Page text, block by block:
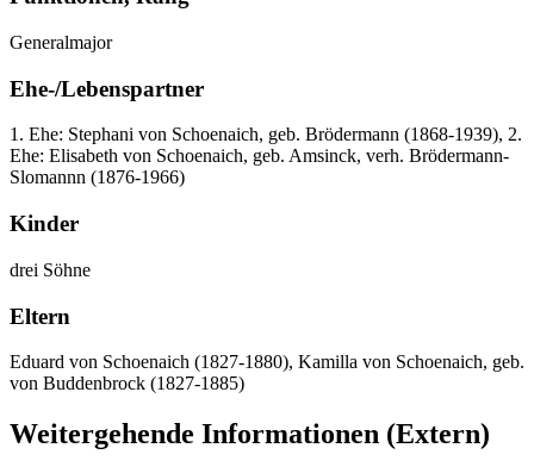
Generalmajor
Ehe-/Lebenspartner
1. Ehe: Stephani von Schoenaich, geb. Brödermann (1868-1939), 2.
Ehe: Elisabeth von Schoenaich, geb. Amsinck, verh. Brödermann-
Slomannn (1876-1966)
Kinder
drei Söhne
Eltern
Eduard von Schoenaich (1827-1880), Kamilla von Schoenaich, geb.
von Buddenbrock (1827-1885)
Weitergehende Informationen (Extern)